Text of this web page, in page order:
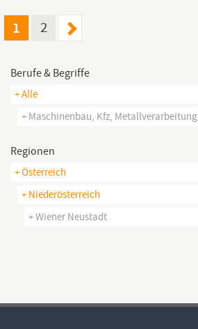
Gesundheitswesen,
1 2
Berufe & Begriffe
+ Alle
+ Maschinenbau, Kfz, Metallverarbeitung
Regionen
+ Österreich
+ Niederösterreich
+ Wiener Neustadt